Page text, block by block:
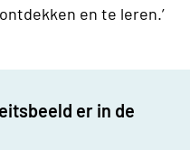
en te leren.’
er in de